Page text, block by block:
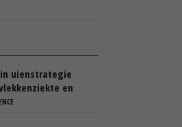
uienstrategie
en